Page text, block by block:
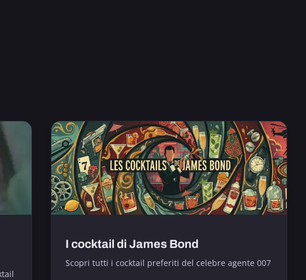
I cocktail di James Bond
Scopri tutti i cocktail preferiti del celebre agente 007